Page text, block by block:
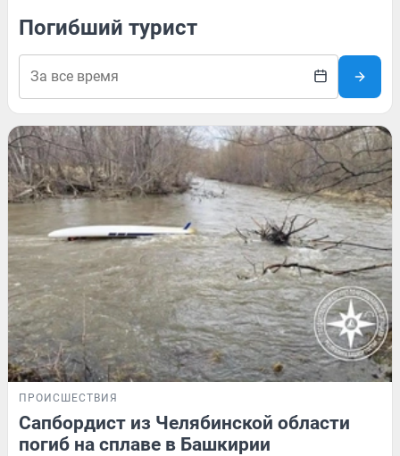
Погибший турист
ПРОИСШЕСТВИЯ
Сапбордист из Челябинской области
погиб на сплаве в Башкирии